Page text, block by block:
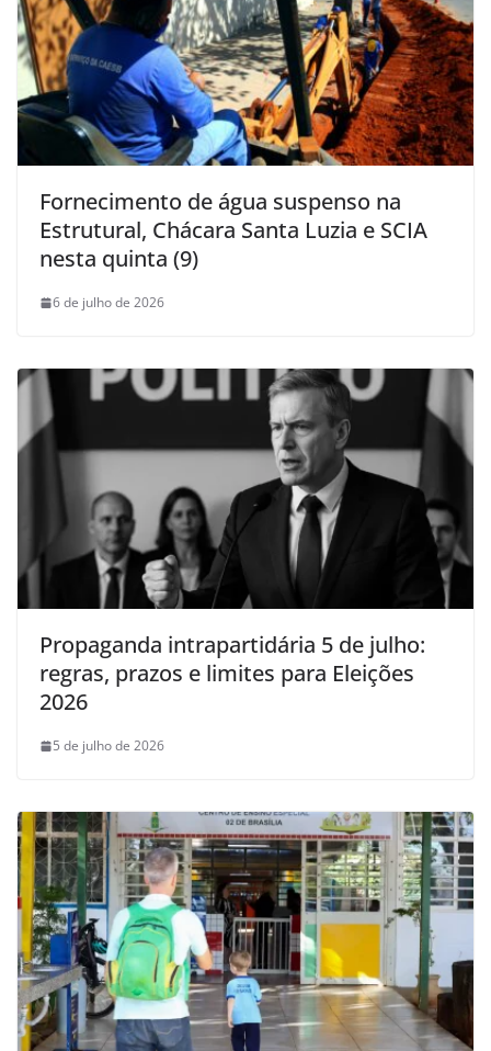
Fornecimento de água suspenso na
Estrutural, Chácara Santa Luzia e SCIA
nesta quinta (9)
6 de julho de 2026
Propaganda intrapartidária 5 de julho:
regras, prazos e limites para Eleições
2026
5 de julho de 2026